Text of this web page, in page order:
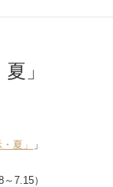
」
夏」 」
～7.15）